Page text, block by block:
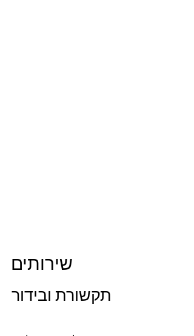
שירותים
תקשורת ובידור